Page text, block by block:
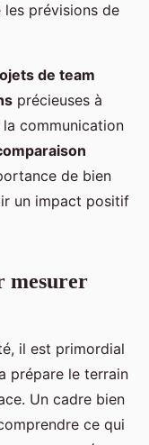
les prévisions de
de team
précieuses à
communication
de bien
un impact positif
mesurer
il est primordial
prépare le terrain
Un cadre bien
ce qui